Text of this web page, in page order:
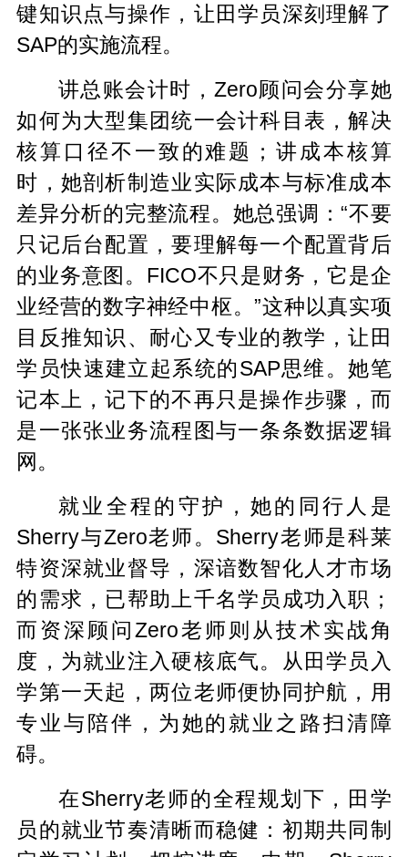
键知识点与操作，让田学员深刻理解了
SAP的实施流程。
讲总账会计时，Zero顾问会分享她
如何为大型集团统一会计科目表，解决
核算口径不一致的难题；讲成本核算
时，她剖析制造业实际成本与标准成本
差异分析的完整流程。她总强调：“不要
只记后台配置，要理解每一个配置背后
的业务意图。FICO不只是财务，它是企
业经营的数字神经中枢。”这种以真实项
目反推知识、耐心又专业的教学，让田
学员快速建立起系统的SAP思维。她笔
记本上，记下的不再只是操作步骤，而
是一张张业务流程图与一条条数据逻辑
网。
就业全程的守护，她的同行人是
Sherry与Zero老师。Sherry老师是科莱
特资深就业督导，深谙数智化人才市场
的需求，已帮助上千名学员成功入职；
而资深顾问Zero老师则从技术实战角
度，为就业注入硬核底气。从田学员入
学第一天起，两位老师便协同护航，用
专业与陪伴，为她的就业之路扫清障
碍。
在Sherry老师的全程规划下，田学
员的就业节奏清晰而稳健：初期共同制